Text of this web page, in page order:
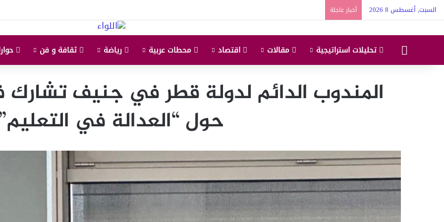
السبت, أغسطس 8 2026 أخبار عاجلة
البداية تحليلات استراتيجية مقالات اقتصاد محطات عربية رياضة ثقافة و فن
المندوب الدائم لدولة قطر في جنيف
حول “العدالة في